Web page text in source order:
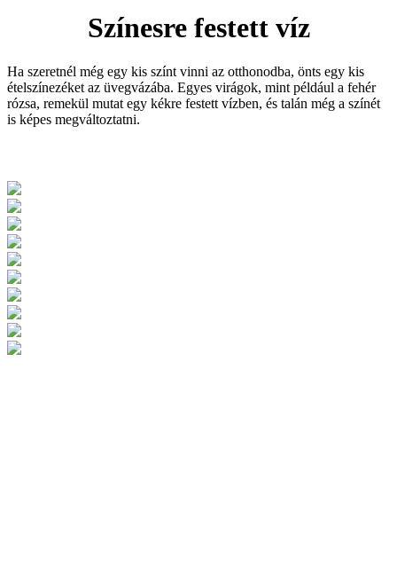
Színesre festett víz
Ha szeretnél még egy kis színt vinni az otthonodba, önts egy kis
ételszínezéket az üvegvázába. Egyes virágok, mint például a fehér
rózsa, remekül mutat egy kékre festett vízben, és talán még a színét
is képes megváltoztatni.